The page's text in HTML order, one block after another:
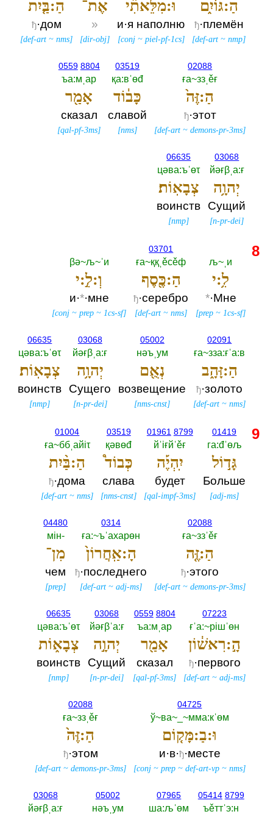
הַ:גּוֹיִ֑ם
ђ·племён
[def-art ~nmp]
וּ:מִלֵּאתִ֞י
и·я наполню
[conj~ piel-pf-1cs]
אֶת־
»
[dir-obj]
הַ:בַּ֤יִת
ђ·дом
[def-art ~nms]
02088
ға~ззˌěғ
הַ:זֶּה֙
ђ·этот
[def-art ~demons-pr-3ms]
03519
қа:вˈөđ
כָּב֔וֹד
славой
[nms]
0559 8804
ъа:мˌар
אָמַ֖ר
сказал
[qal-pf-3ms]
03068
йәғβˌа:ғ
יְהוָ֥ה
Сущий
[n-pr-dei]
06635
цәва:ъˈөτ
צְבָאֽוֹת׃
воинств
[nmp]
љ~ˌи
לִ֥:י
*·Мне
[prep ~1cs-sf]
03701
ға~ққˌěсěф
הַ:כֶּ֖סֶף
ђ·серебро
[def-art ~nms]
βә~љ~ˈи
וְ:לִ֣:י
и·*·мне
[conj ~prep ~1cs-sf]
02091
ға~зза:ғˈа:в
הַ:זָּהָ֑ב
ђ·золото
[def-art ~nms]
05002
нәъˌум
נְאֻ֖ם
возвещение
[nms-cnst]
03068
йәғβˌа:ғ
יְהוָ֥ה
Сущего
[n-pr-dei]
06635
цәва:ъˈөτ
צְבָאֽוֹת׃
воинств
[nmp]
8
01419
га:đˈөљ
גָּד֣וֹל
Больше
[adj-ms]
01961 8799
йˈiғйˈěғ
יִֽהְיֶ֡ה
будет
[qal-impf-3ms]
03519
қәвөđ
כְּבוֹד֩
слава
[nms-cnst]
01004
ға~ббˌайiτ
הַ:בַּ֨יִת
ђ·дома
[def-art ~nms]
02088
ға~ззˈěғ
הַ:זֶּ֤ה
ђ·этого
[def-art ~demons-pr-3ms]
0314
ға:~ъˈахарөн
הָ:אַֽחֲרוֹן֙
ђ·последнего
[def-art ~adj-ms]
04480
мiн-‎
מִן־
чем
[prep]
07223
ғˈа:~рiшˈөн
הָ֣:רִאשׁ֔וֹן
ђ·первого
[def-art ~adj-ms]
0559 8804
ъа:мˌар
אָמַ֖ר
сказал
[qal-pf-3ms]
03068
йәғβˈа:ғ
יְהוָ֣ה
Сущий
[n-pr-dei]
06635
цәва:ъˈөτ
צְבָא֑וֹת
воинств
[nmp]
04725
ў~ва~_~мма:кˈөм
וּ:בַ:מָּק֤וֹם
и·в·ђ·месте
[conj ~prep ~def-art-vp ~nms]
02088
ға~ззˌěғ
הַ:זֶּה֙
ђ·этом
[def-art ~demons-pr-3ms]
05414 8799
ъěттˈэ:н
07965
ша:љˈөм
05002
нәъˌум
03068
йәғβˌа:ғ
9